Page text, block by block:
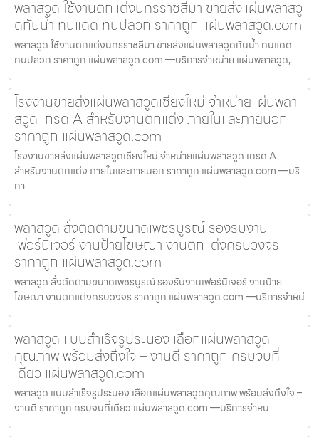
พลาสวูด ใช้งานตกแต่งนครราชสีมา ขายส่งแผ่นพลาสวู
ดกันน้ำ ทนแดด ทนปลวก ราคาถูก แผ่นพลาสวูด.com
พลาสวูด ใช้งานตกแต่งนครราชสีมา ขายส่งแผ่นพลาสวูดกันน้ำ ทนแดด
ทนปลวก ราคาถูก แผ่นพลาสวูด.com —บริการจำหน่าย แผ่นพลาสวูด,
โรงงานขายส่งแผ่นพลาสวูดเชียงใหม่ จำหน่ายแผ่นพลา
สวูด เกรด A สำหรับงานตกแต่ง ภายในและภายนอก
ราคาถูก แผ่นพลาสวูด.com
โรงงานขายส่งแผ่นพลาสวูดเชียงใหม่ จำหน่ายแผ่นพลาสวูด เกรด A
สำหรับงานตกแต่ง ภายในและภายนอก ราคาถูก แผ่นพลาสวูด.com —บริ
กา
พลาสวูด สั่งตัดตามขนาดเพชรบูรณ์ รองรับงาน
เฟอร์นิเจอร์ งานป้ายโฆษณา งานตกแต่งครบวงจร
ราคาถูก แผ่นพลาสวูด.com
พลาสวูด สั่งตัดตามขนาดเพชรบูรณ์ รองรับงานเฟอร์นิเจอร์ งานป้าย
โฆษณา งานตกแต่งครบวงจร ราคาถูก แผ่นพลาสวูด.com —บริการจำหน่
พลาสวูด แบบสำเร็จรูประนอง เลือกแผ่นพลาสวูด
คุณภาพ พร้อมส่งถึงใจ – งานดี ราคาถูก ครบจบที่
เดียว แผ่นพลาสวูด.com
พลาสวูด แบบสำเร็จรูประนอง เลือกแผ่นพลาสวูดคุณภาพ พร้อมส่งถึงใจ –
งานดี ราคาถูก ครบจบที่เดียว แผ่นพลาสวูด.com —บริการจำหน